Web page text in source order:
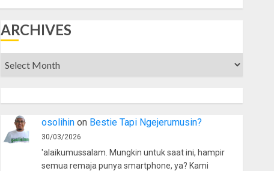
ARCHIVES
Archives
osolihinon Bestie Tapi Ngejerumusin?
30/03/2026
'alaikumussalam. Mungkin untuk saat ini, hampir
semua remaja punya smartphone, ya? Kami